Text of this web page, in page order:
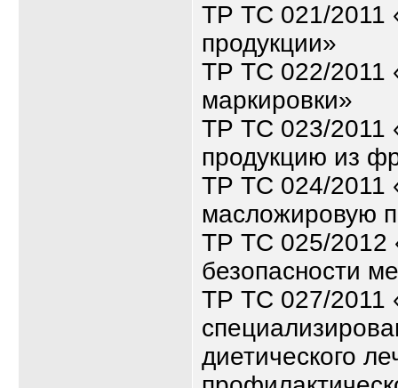
ТР ТС 021/2011
продукции»
ТР ТС 022/2011
маркировки»
ТР ТС 023/2011
продукцию из
ТР ТС 024/2011
масложировую
ТР ТС 025/2012
безопасности
ТР ТС 027/2011
диетического